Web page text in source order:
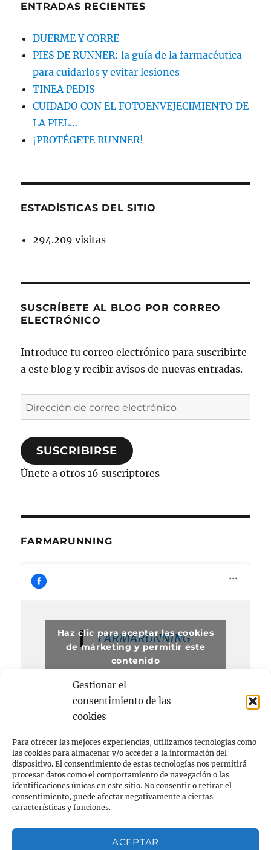
Gestionar el
consentimiento de las
cookies
Para ofrecer las mejores experiencias, utilizamos tecnologías como
las cookies para almacenar y/o acceder a la información del
dispositivo. El consentimiento de estas tecnologías nos permitirá
procesar datos como el comportamiento de navegación o las
identificaciones únicas en este sitio. No consentir o retirar el
consentimiento, puede afectar negativamente a ciertas
características y funciones.
ACEPTAR
ENTRADAS RECIENTES
DUERME Y CORRE
PIES DE RUNNER: la guía de la farmacéutica
para cuidarlos y evitar lesiones
TINEA PEDIS
CUIDADO CON EL FOTOENVEJECIMIENTO DE
LA PIEL…
¡PROTÉGETE RUNNER!
ESTADÍSTICAS DEL SITIO
294.209 visitas
SUSCRÍBETE AL BLOG POR CORREO
ELECTRÓNICO
Introduce tu correo electrónico para suscribirte
a este blog y recibir avisos de nuevas entradas.
Dirección
de
correo
electrónico
SUSCRIBIRSE
Únete a otros 16 suscriptores
FARMARUNNING
FARMARUNNING
Haz clic para aceptar las cookies
de márketing y permitir este
contenido
Acerca de
FARMACIA